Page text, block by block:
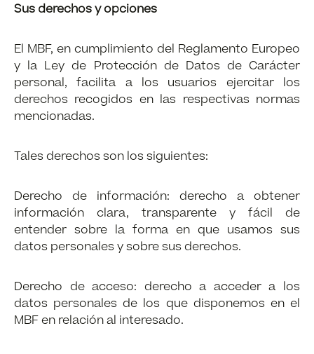
Sus derechos y opciones
El MBF, en cumplimiento del Reglamento Europeo
y la Ley de Protección de Datos de Carácter
personal, facilita a los usuarios ejercitar los
derechos recogidos en las respectivas normas
mencionadas.
Tales derechos son los siguientes:
Derecho de información: derecho a obtener
información clara, transparente y fácil de
entender sobre la forma en que usamos sus
datos personales y sobre sus derechos.
Derecho de acceso: derecho a acceder a los
datos personales de los que disponemos en el
MBF en relación al interesado.